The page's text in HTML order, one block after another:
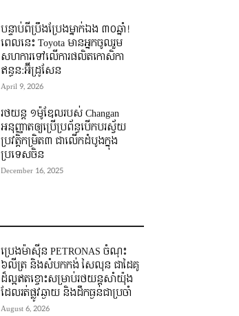
បន្ទាប់ពីប្រឹងប្រែងម្នាក់ឯង ៣០ឆ្នាំ! ​
ពេលនេះ Toyota មានអ្នកចូលរួម
សហការទៅលើការផលិតកោសិកា
ឥន្ធន:អ៊ីដ្រូសែន
April 9, 2026
រថយន្ត ១ម៉ូឌែលរបស់ Changan
អនុញ្ញាតឲ្យប្រើប្រព័ន្ធបើកបរស្វ័យ
ប្រវត្តិកម្រិត៣ ជាលើកដំបូងក្នុង
ប្រទេសចិន
December 16, 2025
ប្រេងម៉ាស៊ីន PETRONAS ចំណុះ
៦លីត្រ និងសំបកកង់ សៃលុន ជាដៃគូ
ដ៏ល្អឥតខ្ចោះសម្រាប់រថយន្តសាំយ៉ុង
ដែលរត់ផ្លូវឆ្ងាយ និងដឹកធ្ងន់ជាប្រចាំ
August 6, 2026